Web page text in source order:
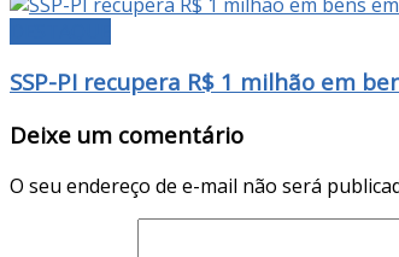
SSP-PI recupera R$ 1 milhão em
Deixe um comentário
O seu endereço de e-mail não será